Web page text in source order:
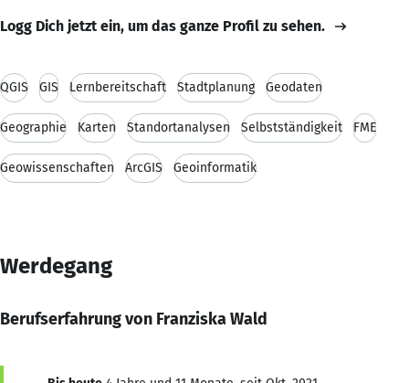
Logg Dich jetzt ein, um das ganze Profil zu sehen.
QGIS GIS Lernbereitschaft Stadtplanung Geodaten
Geographie Karten Standortanalysen Selbstständigkeit FME
Geowissenschaften ArcGIS Geoinformatik
Werdegang
Berufserfahrung von Franziska Wald